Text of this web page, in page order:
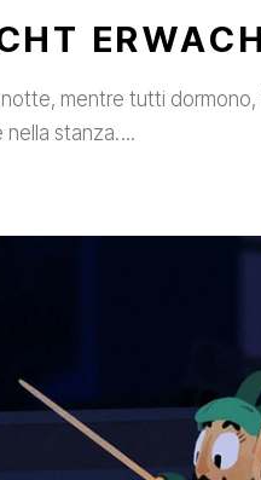
mentre tutti
nella stanza.